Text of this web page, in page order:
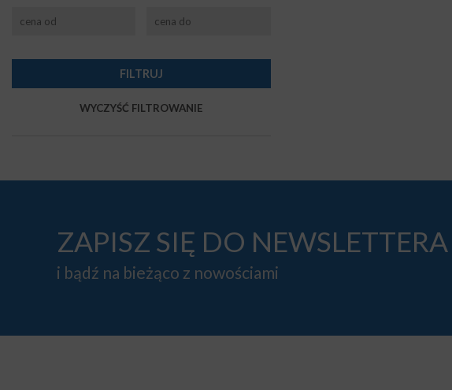
ZAPISZ SIĘ DO NEWSLETTERA
i bądź na bieżąco z nowościami